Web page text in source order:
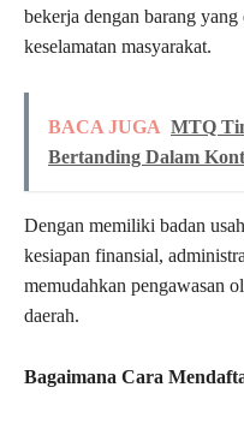
bekerja dengan barang
keselamatan masyarakat.
BACA JUGA MTQ
Bertanding Dalam
Dengan memiliki badan
kesiapan finansial,
memudahkan pengawasan
daerah.
Bagaimana Cara